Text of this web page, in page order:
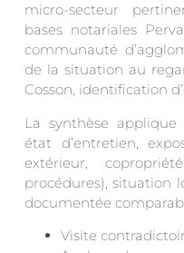
micro-secteur
bases notariales
communauté
de la situation au
Cosson, identification
La synthèse applique
état d’entretien,
extérieur,
procédures), situation
documentée
Visite